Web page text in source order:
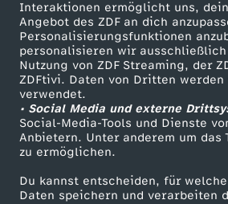
Interaktionen ermöglicht uns,
Angebot des ZDF an dich
Personalisierungsfunktionen
personalisieren wir
Nutzung von ZDF Streaming, der
ZDFtivi. Daten von Dritten
verwendet.
• Social Media und externe
Social-Media-Tools und Dienste
Anbietern. Unter anderem um das
zu ermöglichen.
Du kannst entscheiden, für
Daten speichern und verarbeiten
r
u
n
d
e
Sendungen A-Z
TV-Programm
Hilfe
ZDF Unternehmen
Karriere
ZDF goes Schule